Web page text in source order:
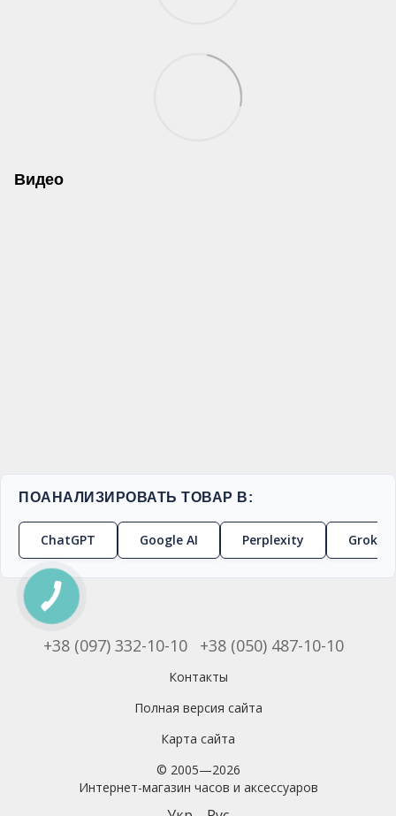
Видео
ПОАНАЛИЗИРОВАТЬ ТОВАР В:
ChatGPT Google AI Perplexity Grok
+38 (097) 332-10-10 +38 (050) 487-10-10
Контакты
Полная версия сайта
Карта сайта
© 2005—2026
Интернет-магазин часов и аксессуаров